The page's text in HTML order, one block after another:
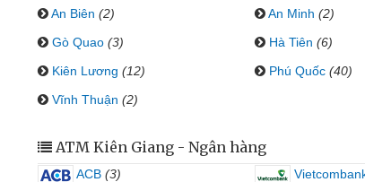
An Biên (2) An Minh (2)
Gò Quao (3) Hà Tiên (6)
Kiên Lương (12) Phú Quốc (40)
Vĩnh Thuận (2)
ATM Kiên Giang - Ngân hàng
ACB (3)